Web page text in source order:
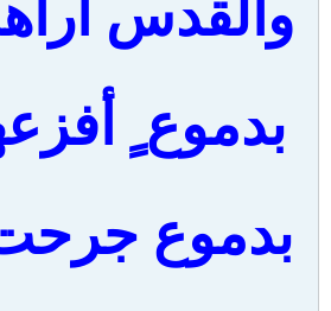
والقدس
بدموع
بدموع جرحت